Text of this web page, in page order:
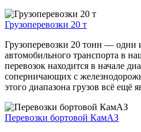
Грузоперевозки 20 т
Грузоперевозки 20 тонн — одни
автомобильного транспорта в
перевозок находится в начале
соперничающих с
этого диапазона грузов всё ещё
Перевозки бортовой КамАЗ